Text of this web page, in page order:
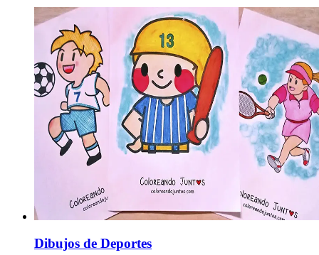
Dibujos de Deportes